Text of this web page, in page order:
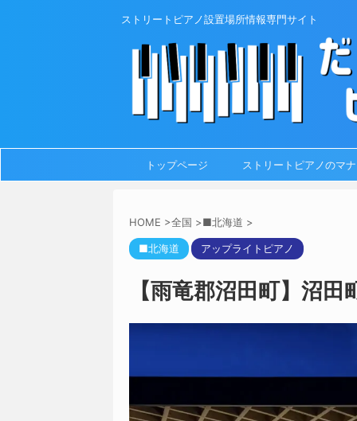
ストリートピアノ設置場所情報専門サイト
トップページ ストリートピアノのマ
HOME >全国 >■北海道 >
■北海道 アップライトピアノ
【雨竜郡沼田町】沼